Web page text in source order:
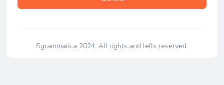
Sgrammatica 2024. All rights and lefts reserved.